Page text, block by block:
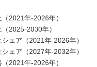
2021年-2026年）
2025-2030年）
ェア（2021年-2026年）
ェア（2027年-2032年）
2021年-2026年）